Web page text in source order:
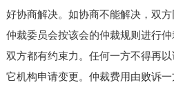
好协商解决。如协商不能解决，双
仲裁委员会按该会的仲裁规则进行
双方都有约束力。任何一方不得再
它机构申请变更。仲裁费用由败诉